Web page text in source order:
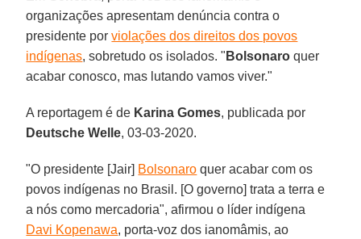
organizações apresentam denúncia contra o
presidente porviolações dos direitos dos povos
indígenas, sobretudo os isolados. " Bolsonaro quer
acabar conosco, mas lutando vamos viver."
A reportagem é de Karina Gomes, publicada por
Deutsche Welle, 03-03-2020.
"O presidente [Jair] Bolsonaro quer acabar com os
povos indígenas no Brasil. [O governo] trata a terra e
a nós como mercadoria", afirmou o líder indígena
Davi Kopenawa, porta-voz dos ianomâmis, ao